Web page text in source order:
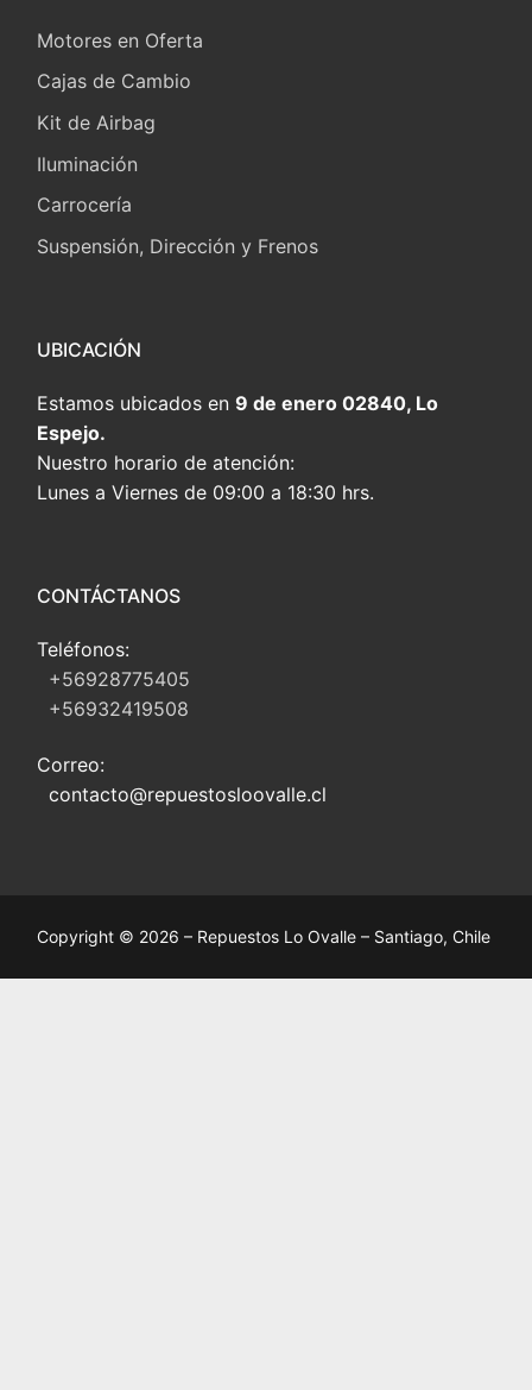
Motores en Oferta
Cajas de Cambio
Kit de Airbag
Iluminación
Carrocería
Suspensión, Dirección y Frenos
UBICACIÓN
Estamos ubicados en 9 de enero 02840, Lo
Espejo.
Nuestro horario de atención:
Lunes a Viernes de 09:00 a 18:30 hrs.
CONTÁCTANOS
Teléfonos:
+56928775405
+56932419508
Correo:
contacto@repuestosloovalle.cl
Copyright © 2026 – Repuestos Lo Ovalle – Santiago, Chile